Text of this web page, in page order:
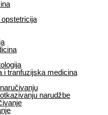
i tranfuzijska medicina
narudžbe